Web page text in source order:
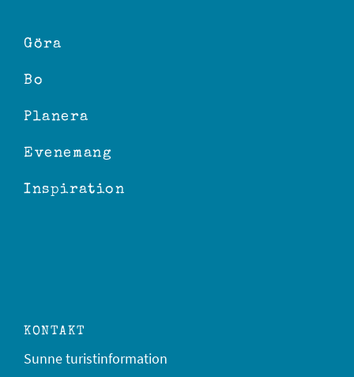
Göra
Bo
Planera
Evenemang
Inspiration
KONTAKT
Sunne turistinformation